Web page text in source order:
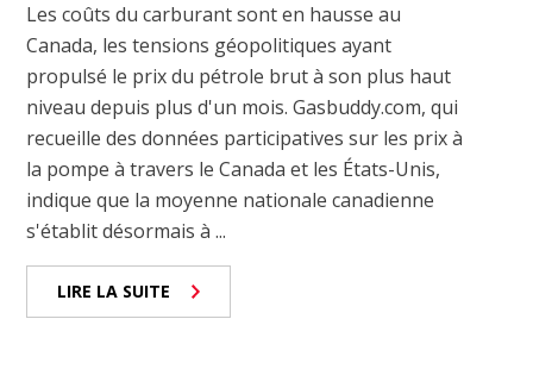
Les coûts du carburant sont en hausse au
Canada, les tensions géopolitiques ayant
propulsé le prix du pétrole brut à son plus haut
niveau depuis plus d'un mois. Gasbuddy.com, qui
recueille des données participatives sur les prix à
la pompe à travers le Canada et les États-Unis,
indique que la moyenne nationale canadienne
s'établit désormais à ...
LIRE LA SUITE